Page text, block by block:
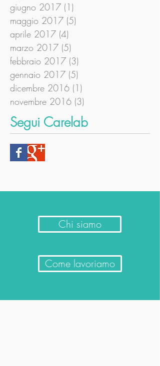
giugno 2017 (1)
maggio 2017 (5)
aprile 2017 (4)
marzo 2017 (5)
febbraio 2017 (3)
gennaio 2017 (5)
dicembre 2016 (1)
novembre 2016 (3)
Segui Carelab
Chi siamo
Come lavoriamo